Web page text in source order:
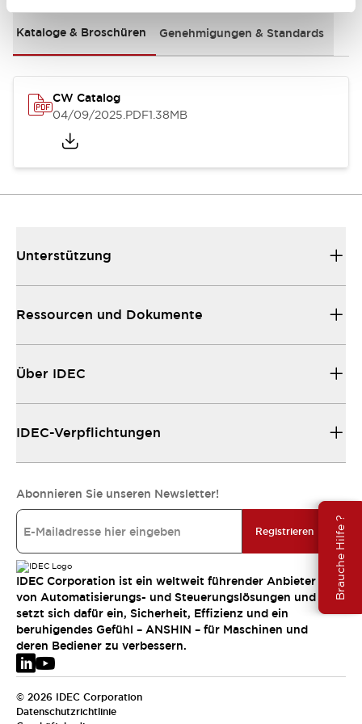
Brauche Hilfe ?
Kataloge & Broschüren Genehmigungen & Standards
CW Catalog
04/09/2025.PDF1.38MB
Unterstützung
Ressourcen und Dokumente
Über IDEC
IDEC-Verpflichtungen
Abonnieren Sie unseren Newsletter!
Registrieren
IDEC Corporation ist ein weltweit führender Anbieter
von Automatisierungs- und Steuerungslösungen und
setzt sich dafür ein, Sicherheit, Effizienz und ein
beruhigendes Gefühl – ANSHIN – für Maschinen und
deren Bediener zu verbessern.
© 2026 IDEC Corporation
Datenschutzrichtlinie